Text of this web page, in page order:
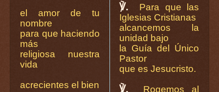
el amor de tu
nombre
para que haciendo
más
religiosa nuestra
vida
acrecientes el bien
℣.
Para que las
Iglesias Cristianas
alcancemos la
unidad bajo
la Guía del Único
Pastor
que es Jesucristo.
℣.
Rogemos al